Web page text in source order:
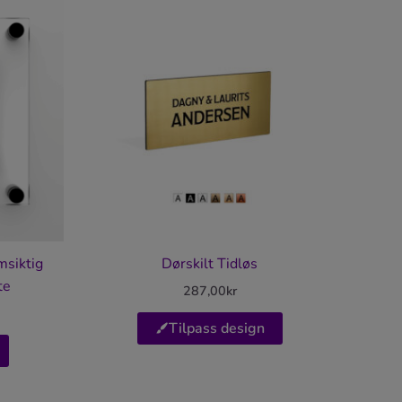
Dørskilt Tidløs
287,00kr
Tilpass design